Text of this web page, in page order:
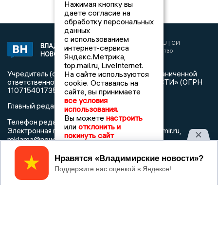
ВЛАДИМИРСКИЕ
НОВОСТИ
2017 © NEWSVLADIMIR.RU | СИ
«Информационное агентство
Владимирские новости»
Учредитель (соучредители): Общество с ограниченной
ответственностью «РЕГИОНАЛЬНЫЕ НОВОСТИ» (ОГРН
1107154017354)
Главный редактор: Мазов С. А.
Телефон редакции:8 (4922) 666916
Электронная почта редакции:info@newsvladimir.ru,
reklama@newsvladimir.ru
Регистрационный номер: серия Эл № ФС77-78858 от 4
августа 2020 г. согласно выписке из реестра
зарегистрированных средств массовой информации
Нажимая кнопку вы
даете согласие на
обработку персональных
данных
с использованием
интернет-сервиса
Яндекс.Метрика,
top.mail.ru, LiveInternet.
На сайте используются
cookie. Оставаясь на
сайте, вы принимаете
все условия
использования.
Вы можете настроить
или отклонить и
покинуть сайт
Принять